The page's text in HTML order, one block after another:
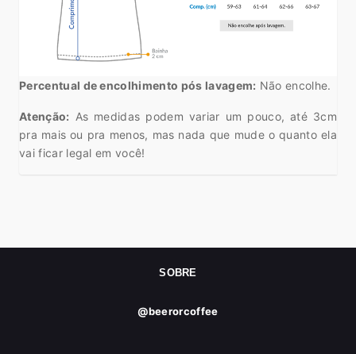
Percentual de encolhimento pós lavagem: Não encolhe.
Atenção: As medidas podem variar um pouco, até 3cm
pra mais ou pra menos, mas nada que mude o quanto ela
vai ficar legal em você!
SOBRE
@beerorcoffee